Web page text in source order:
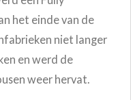
het einde van de
niet langer
en werd de
weer hervat.